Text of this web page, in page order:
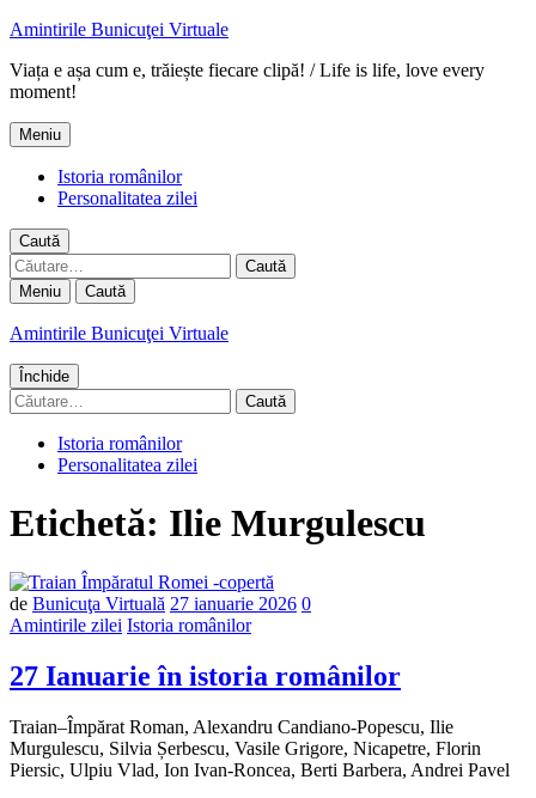
Amintirile Bunicuţei Virtuale
Viața e așa cum e, trăiește fiecare clipă! / Life is life, love every
moment!
Meniu
Istoria românilor
Personalitatea zilei
Caută
Caută
după:
Meniu Caută
Amintirile Bunicuţei Virtuale
Închide
Caută
după:
Istoria românilor
Personalitatea zilei
Etichetă: Ilie Murgulescu
de Bunicuţa Virtuală 27 ianuarie 2026 Număr
0
Amintirile zilei Istoria românilor
27 Ianuarie în istoria românilor
Traian–Împărat Roman, Alexandru Candiano-Popescu, Ilie
Murgulescu, Silvia Șerbescu, Vasile Grigore, Nicapetre, Florin
Piersic, Ulpiu Vlad, Ion Ivan-Roncea, Berti Barbera, Andrei Pavel